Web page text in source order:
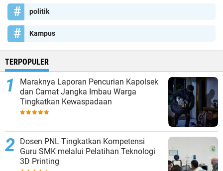
politik
Kampus
TERPOPULER
Maraknya Laporan Pencurian Kapolsek
dan Camat Jangka Imbau Warga
Tingkatkan Kewaspadaan
Dosen PNL Tingkatkan Kompetensi
Guru SMK melalui Pelatihan Teknologi
3D Printing